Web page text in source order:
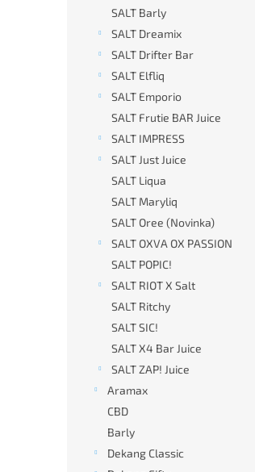
SALT Barly
SALT Dreamix
SALT Drifter Bar
SALT Elfliq
SALT Emporio
SALT Frutie BAR Juice
SALT IMPRESS
SALT Just Juice
SALT Liqua
SALT Maryliq
SALT Oree (Novinka)
SALT OXVA OX PASSION
SALT POPIC!
SALT RIOT X Salt
SALT Ritchy
SALT SIC!
SALT X4 Bar Juice
SALT ZAP! Juice
Aramax
CBD
Barly
Dekang Classic